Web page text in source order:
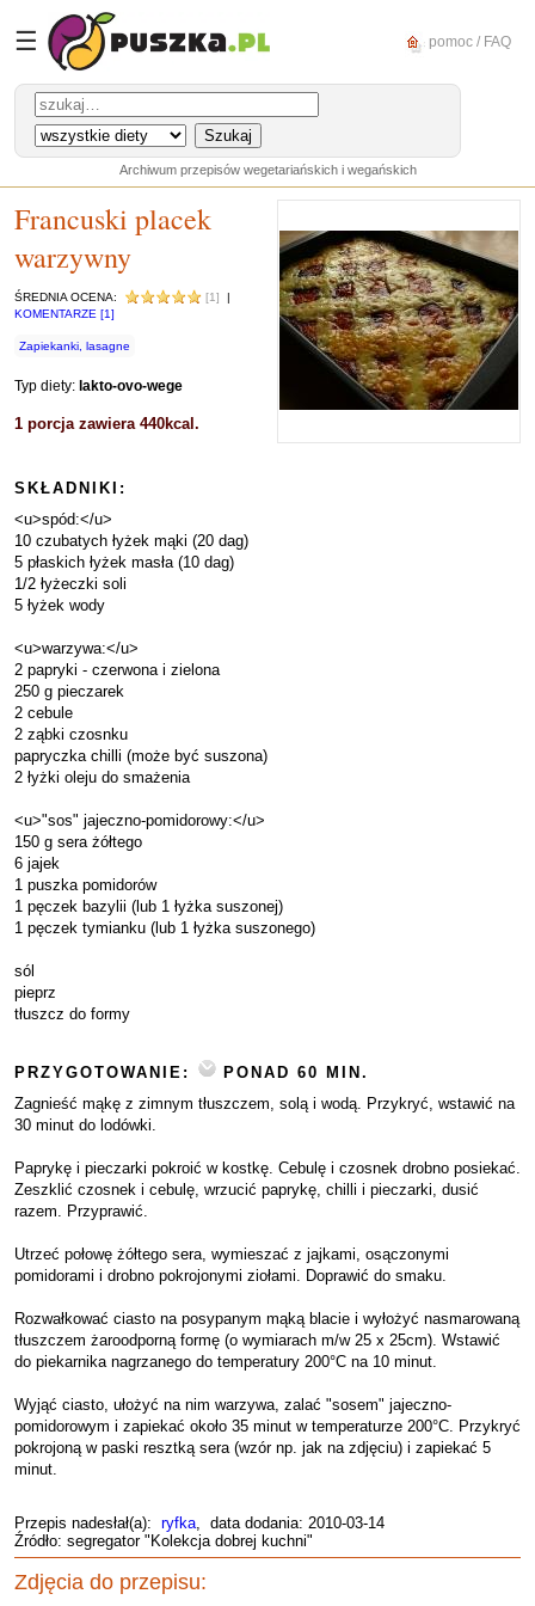
☰ pomoc / FAQ
Archiwum przepisów wegetariańskich i wegańskich
Francuski placek
warzywny
ŚREDNIA OCENA: [1]
|
KOMENTARZE [1]
Zapiekanki, lasagne
Typ diety: lakto-ovo-wege
1 porcja zawiera 440kcal.
SKŁADNIKI:
<u>spód:</u>
10 czubatych łyżek mąki (20 dag)
5 płaskich łyżek masła (10 dag)
1/2 łyżeczki soli
5 łyżek wody
<u>warzywa:</u>
2 papryki - czerwona i zielona
250 g pieczarek
2 cebule
2 ząbki czosnku
papryczka chilli (może być suszona)
2 łyżki oleju do smażenia
<u>"sos" jajeczno-pomidorowy:</u>
150 g sera żółtego
6 jajek
1 puszka pomidorów
1 pęczek bazylii (lub 1 łyżka suszonej)
1 pęczek tymianku (lub 1 łyżka suszonego)
sól
pieprz
tłuszcz do formy
PRZYGOTOWANIE:
PONAD 60 MIN.
Zagnieść mąkę z zimnym tłuszczem, solą i wodą. Przykryć, wstawić na
30 minut do lodówki.
Paprykę i pieczarki pokroić w kostkę. Cebulę i czosnek drobno posiekać.
Zeszklić czosnek i cebulę, wrzucić paprykę, chilli i pieczarki, dusić
razem. Przyprawić.
Utrzeć połowę żółtego sera, wymieszać z jajkami, osączonymi
pomidorami i drobno pokrojonymi ziołami. Doprawić do smaku.
Rozwałkować ciasto na posypanym mąką blacie i wyłożyć nasmarowaną
tłuszczem żaroodporną formę (o wymiarach m/w 25 x 25cm). Wstawić
do piekarnika nagrzanego do temperatury 200°C na 10 minut.
Wyjąć ciasto, ułożyć na nim warzywa, zalać "sosem" jajeczno-
pomidorowym i zapiekać około 35 minut w temperaturze 200°C. Przykryć
pokrojoną w paski resztką sera (wzór np. jak na zdjęciu) i zapiekać 5
minut.
Przepis nadesłał(a): ryfka, data dodania: 2010-03-14
Źródło: segregator "Kolekcja dobrej kuchni"
Zdjęcia do przepisu: